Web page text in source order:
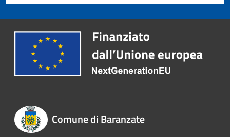
Comune di Baranzate